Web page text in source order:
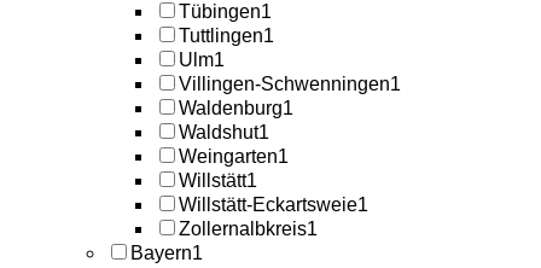
Tübingen1
Tuttlingen1
Ulm1
Villingen-Schwenningen1
Waldenburg1
Waldshut1
Weingarten1
Willstätt1
Willstätt-Eckartsweie1
Zollernalbkreis1
Bayern1